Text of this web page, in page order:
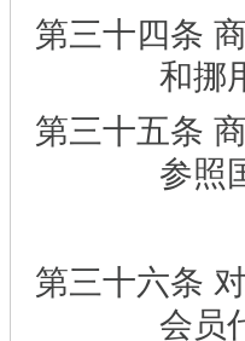
第三十四条
和挪
第三十五条
参照
第三十六条
会员